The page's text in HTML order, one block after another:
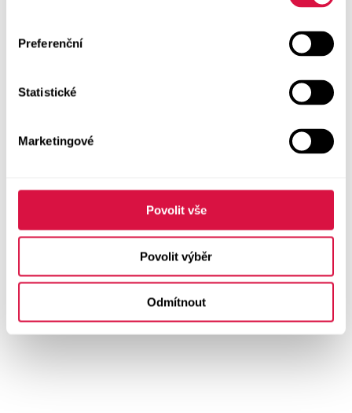
Preferenční
Statistické
Marketingové
Povolit vše
Povolit výběr
Odmítnout